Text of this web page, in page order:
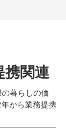
携関連
暮らしの価
から業務提携